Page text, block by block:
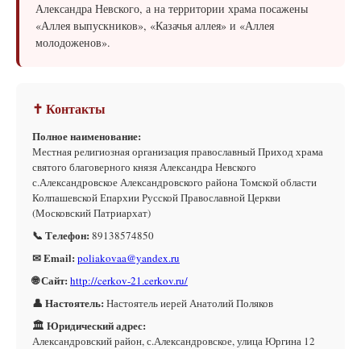
Александра Невского, а на территории храма посажены
«Аллея выпускников», «Казачья аллея» и «Аллея
молодоженов».
✝ Контакты
Полное наименование:
Местная религиозная организация православный Приход храма
святого благоверного князя Александра Невского
с.Александровское Александровского района Томской области
Колпашевской Епархии Русской Православной Церкви
(Московский Патриархат)
📞 Телефон: 89138574850
✉ Email: poliakovaa@yandex.ru
🌐 Сайт: http://cerkov-21.cerkov.ru/
👤 Настоятель: Настоятель иерей Анатолий Поляков
🏛 Юридический адрес:
Александровский район, с.Александровское, улица Юргина 12